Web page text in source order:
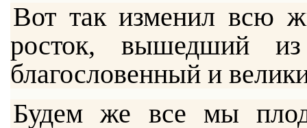
Вот так изменил всю
росток, вышедший
благословенный и
Будем же все мы